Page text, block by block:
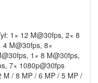
1× 12 M@30fps, 2× 8
4 M@30fps, 8×
1× 8 M@30fps,
7× 1080p@30fps
M / 8 MP / 6 MP / 5 MP /